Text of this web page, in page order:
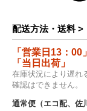
配送方法・送料 >
「営業日13：
「当日出荷」
在庫状況により遅れ
確認はできません。
通常便（エコ配、佐